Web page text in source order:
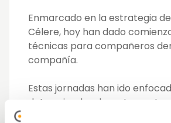
Enmarcado en la estrategia
Célere, hoy han dado
técnicas para compañeros
compañía.
Estas jornadas han ido
determinados departamentos